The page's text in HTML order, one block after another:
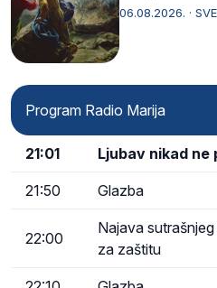
drugoj…
06.08.2026. ·
Program Radio Marija
21:01 Ljubav nikad ne
21:50 Glazba
22:00
Najava
za zaštitu